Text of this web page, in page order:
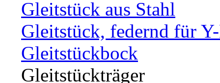
Gleitstück aus Stahl
Gleitstück, federnd für
Gleitstückbock
Gleitstückträger